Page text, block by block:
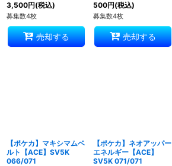
3,500円(税込)
募集数4枚
売却する
500円(税込)
募集数4枚
売却する
【ポケカ】マキシマムベ
ルト【ACE】SV5K
066/071
【ポケカ】ネオアッパー
エネルギー【ACE】
SV5K 071/071